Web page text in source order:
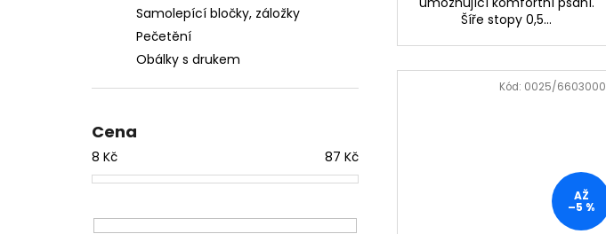
Samolepící bločky, záložky
Pečetění
Obálky s drukem
Cena
8 Kč 87 Kč
Šíře stopy 0,5...
AŽ
–5 %
Kód: 0025/6603000